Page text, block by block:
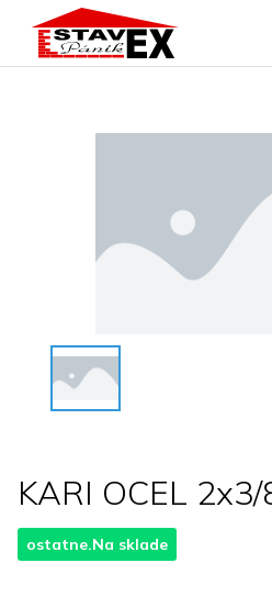
KARI OCEL
ostatne.Na sklade